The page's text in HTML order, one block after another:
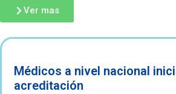
Ver mas
Médicos a nivel nacional
acreditación